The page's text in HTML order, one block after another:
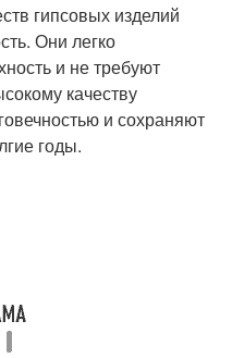
гипсовых изделий
Они легко
и не требуют
качеству
и сохраняют
годы.